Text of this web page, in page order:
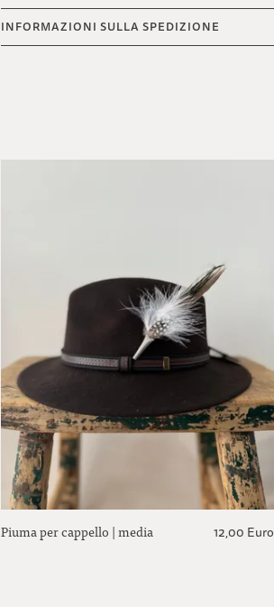
INFORMAZIONI SULLA SPEDIZIONE
Piuma per cappello | media 12,00 Euro